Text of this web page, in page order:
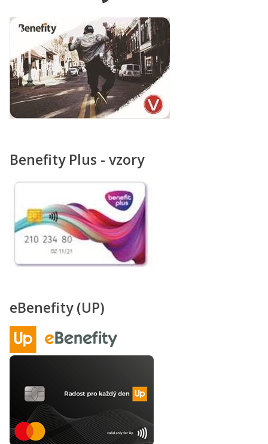
Benefity Plus - vzory
eBenefity (UP)